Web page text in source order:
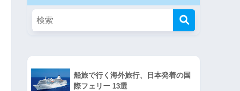
船旅で行く海外旅行、日本発着の国
際フェリー 13選